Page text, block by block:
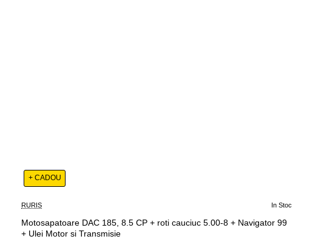
-12%
+ CADOU
RURIS In Stoc
Motosapatoare DAC 185, 8.5 CP + roti cauciuc 5.00-8 + Navigator 99
+ Ulei Motor si Transmisie